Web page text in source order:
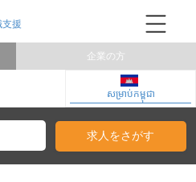
សម្រាប់កម្ពុជា
企業の方